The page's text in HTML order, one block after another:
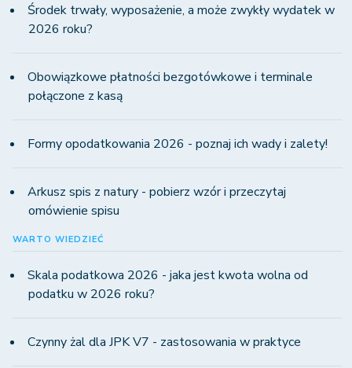
Środek trwały, wyposażenie, a może zwykły wydatek w
2026 roku?
Obowiązkowe płatności bezgotówkowe i terminale
połączone z kasą
Formy opodatkowania 2026 - poznaj ich wady i zalety!
Arkusz spis z natury - pobierz wzór i przeczytaj
omówienie spisu
WARTO WIEDZIEĆ
Skala podatkowa 2026 - jaka jest kwota wolna od
podatku w 2026 roku?
Czynny żal dla JPK V7 - zastosowania w praktyce